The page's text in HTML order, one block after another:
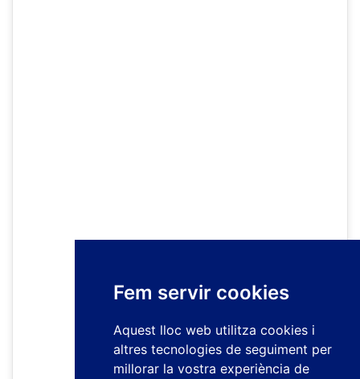
Fem servir cookies
Aquest lloc web utilitza cookies i
altres tecnologies de seguiment per
millorar la vostra experiència de